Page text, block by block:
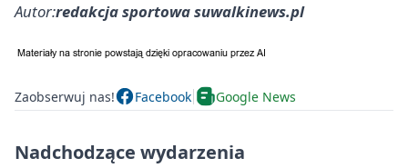
Autor:redakcja sportowa suwalkinews.pl
Zaobserwuj nas! Facebook Google News
Nadchodzące wydarzenia